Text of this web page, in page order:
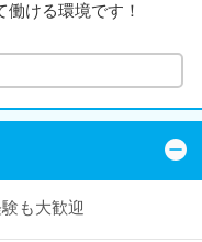
ける環境です！
も大歓迎